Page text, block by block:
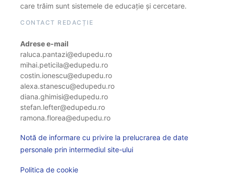
care trăim sunt sistemele de educație și cercetare.
CONTACT REDACȚIE
Adrese e-mail
raluca.pantazi@edupedu.ro
mihai.peticila@edupedu.ro
costin.ionescu@edupedu.ro
alexa.stanescu@edupedu.ro
diana.ghimisi@edupedu.ro
stefan.lefter@edupedu.ro
ramona.florea@edupedu.ro
Notă de informare cu privire la prelucrarea de date
personale prin intermediul site-ului
Politica de cookie